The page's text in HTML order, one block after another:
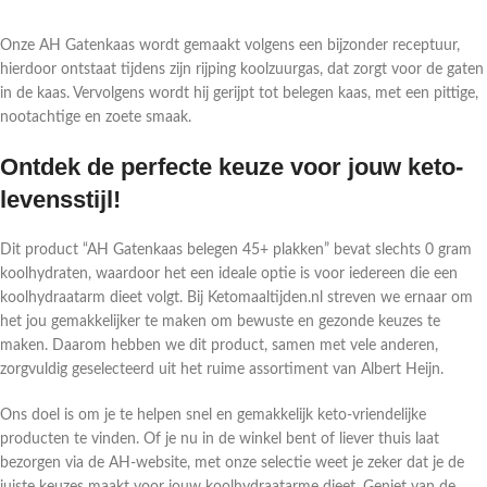
Onze AH Gatenkaas wordt gemaakt volgens een bijzonder receptuur,
hierdoor ontstaat tijdens zijn rijping koolzuurgas, dat zorgt voor de gaten
in de kaas. Vervolgens wordt hij gerijpt tot belegen kaas, met een pittige,
nootachtige en zoete smaak.
Ontdek de perfecte keuze voor jouw keto-
levensstijl!
Dit product “AH Gatenkaas belegen 45+ plakken” bevat slechts 0 gram
koolhydraten, waardoor het een ideale optie is voor iedereen die een
koolhydraatarm dieet volgt. Bij Ketomaaltijden.nl streven we ernaar om
het jou gemakkelijker te maken om bewuste en gezonde keuzes te
maken. Daarom hebben we dit product, samen met vele anderen,
zorgvuldig geselecteerd uit het ruime assortiment van Albert Heijn.
Ons doel is om je te helpen snel en gemakkelijk keto-vriendelijke
producten te vinden. Of je nu in de winkel bent of liever thuis laat
bezorgen via de AH-website, met onze selectie weet je zeker dat je de